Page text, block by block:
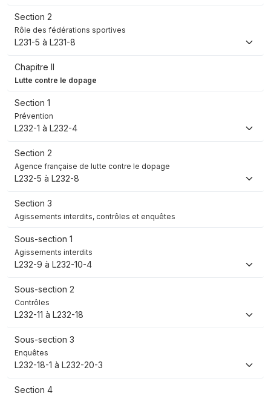
Section 2
Rôle des fédérations sportives
L231-5 à L231-8
Chapitre II
Lutte contre le dopage
Section 1
Prévention
L232-1 à L232-4
Section 2
Agence française de lutte contre le dopage
L232-5 à L232-8
Section 3
Agissements interdits, contrôles et enquêtes
Sous-section 1
Agissements interdits
L232-9 à L232-10-4
Sous-section 2
Contrôles
L232-11 à L232-18
Sous-section 3
Enquêtes
L232-18-1 à L232-20-3
Section 4